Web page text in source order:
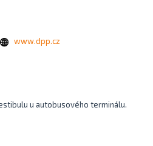
www.dpp.cz
u autobusového terminálu.